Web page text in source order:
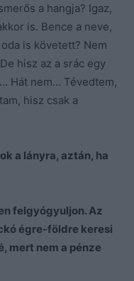
a hangja? Igaz,
is. Bence a neve,
is követett? Nem
hisz az a srác egy
Hát nem… Tévedtem,
hisz csak a
a lányra, aztán, ha
felgyógyuljon. Az
égre-földre keresi
mert nem a pénze